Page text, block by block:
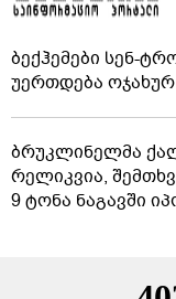
ბექჰემები სენ-
უერთდება
ბრუკლინელმა
რელიკვია,
9 ტონა ნაგავში